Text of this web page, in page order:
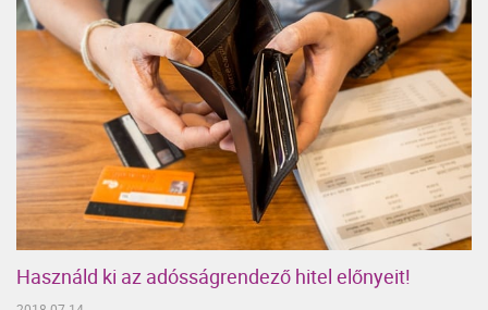
Használd ki az adósságrendező hitel előnyeit!